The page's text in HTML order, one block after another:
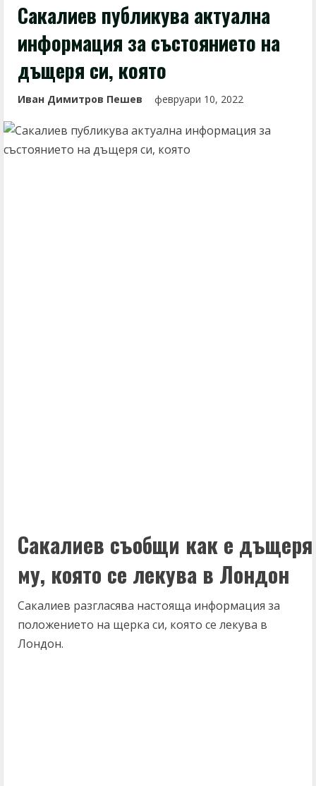
Сакалиев публикува актуална
информация за състоянието на
дъщеря си, която
Иван Димитров Пешев февруари 10, 2022
Сакалиев съобщи как е дъщеря
му, която се лекува в Лондон
Сакалиев разгласява настояща информация за
положението на щерка си, която се лекува в
Лондон.